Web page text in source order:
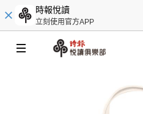
時報悅讀
立刻使用官方APP